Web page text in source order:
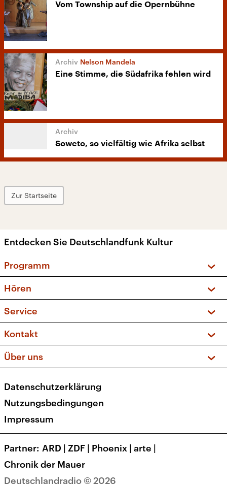
Vom Township auf die Opernbühne
Nelson Mandela
Eine Stimme, die Südafrika fehlen wird
Soweto, so vielfältig wie Afrika selbst
Zur Startseite
Entdecken Sie Deutschlandfunk Kultur
Programm
Sendungen und Podcasts
Musikliste
Kakadu – Das Kinderprogramm
Hören
Frequenzen (UKW + DAB+)
Service
FAQ
Apps
Newsletter
Veranstaltungen
Kontakt
Social Media
Über uns
Presse
Karriere
Transparenz
Deutschlandradio © 2026
Datenschutzerklärung
Nutzungsbedingungen
Impressum
Partner ARD | ZDF | Phoenix | arte |
Chronik der Mauer